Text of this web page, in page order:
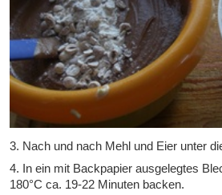
3. Nach und nach Mehl und Eier unter
4. In ein mit Backpapier ausgelegtes
180°C ca. 19-22 Minuten backen.